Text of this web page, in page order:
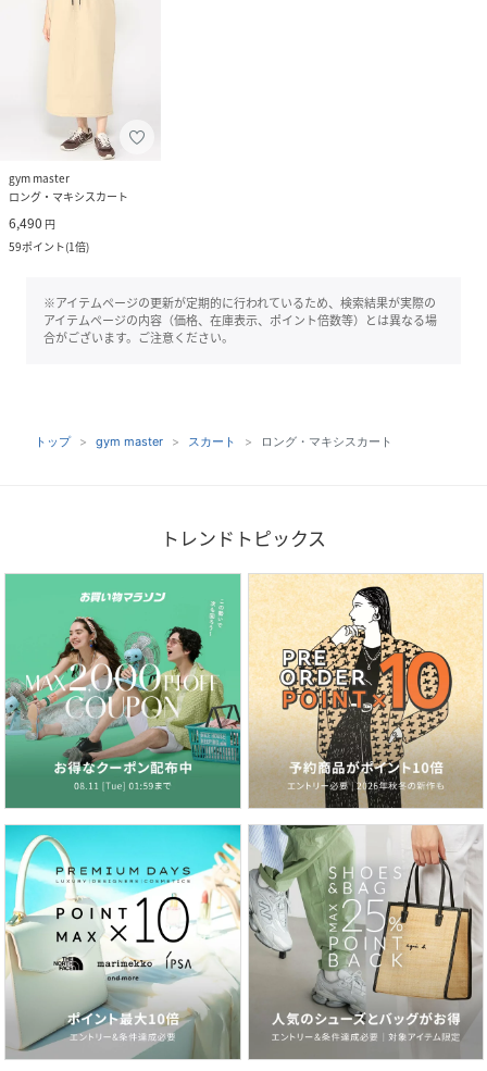
gym master
ロング・マキシスカート
6,490 円
59ポイント(1倍)
※アイテムページの更新が定期的に行われているため、検索結果が実際の
アイテムページの内容（価格、在庫表示、ポイント倍数等）とは異なる場
合がございます。ご注意ください。
トップ gym master スカート ロング・マキシスカート
トレンドトピックス